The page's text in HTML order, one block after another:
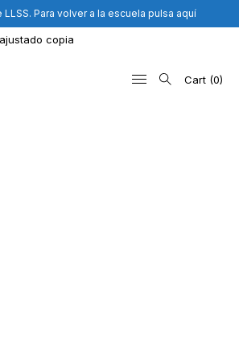
Para volver a la escuela pulsa aquí
Cart 0